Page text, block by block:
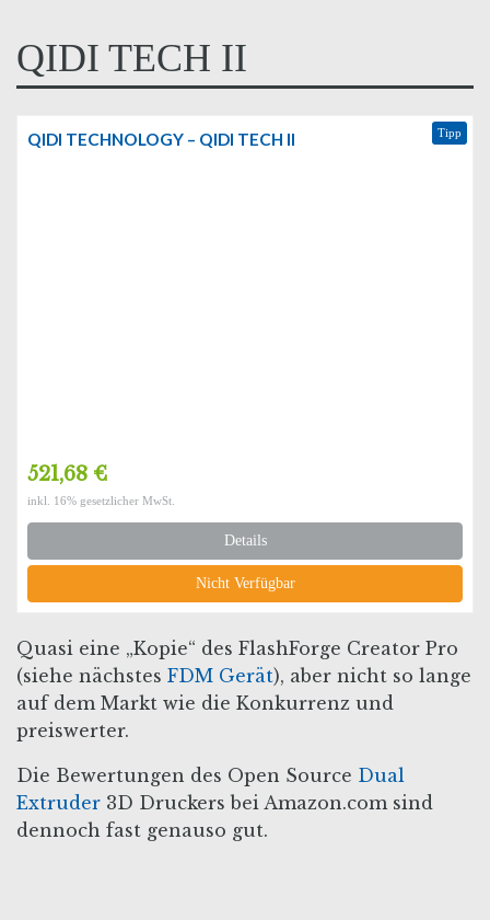
QIDI TECH II
Tipp
QIDI TECHNOLOGY – QIDI TECH II
521,68 €
inkl. 16% gesetzlicher MwSt.
Details
Nicht Verfügbar
Quasi eine „Kopie“ des FlashForge Creator Pro
(siehe nächstes FDM Gerät), aber nicht so lange
auf dem Markt wie die Konkurrenz und
preiswerter.
Die Bewertungen des Open Source Dual
Extruder 3D Druckers bei Amazon.com sind
dennoch fast genauso gut.